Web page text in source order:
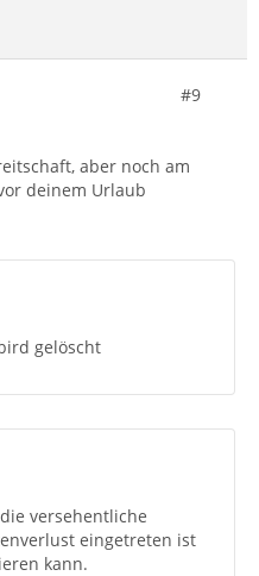
#9
aber noch am
deinem Urlaub
gelöscht
versehentliche
eingetreten ist
kann.